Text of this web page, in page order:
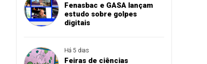
Fenasbac e GASA lançam
estudo sobre golpes
digitais
Há 5 dias
Feiras de ciências